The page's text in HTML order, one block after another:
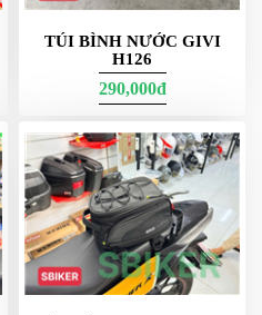
TÚI BÌNH NƯỚC GIVI
H126
290,000đ